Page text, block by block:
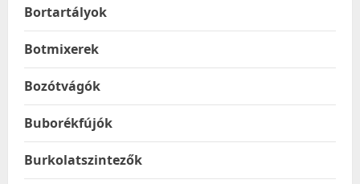
Bortartályok
Botmixerek
Bozótvágók
Buborékfújók
Burkolatszintezők